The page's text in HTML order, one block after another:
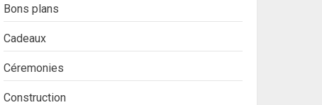
Bons plans
Cadeaux
Céremonies
Construction